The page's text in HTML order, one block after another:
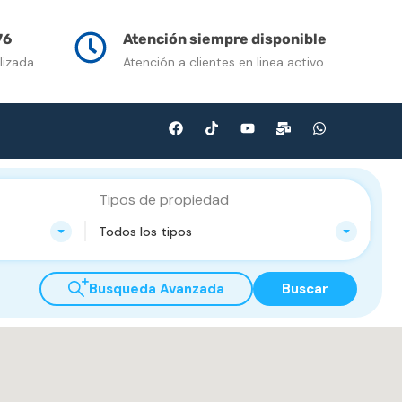
Contacto Multimedia
Atención siempre disponible
Atención a clientes en linea activo
Tipos de propiedad
Todos los tipos
Busqueda Avanzada Buscar